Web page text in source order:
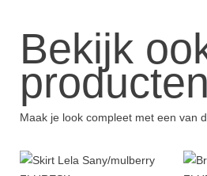
Bekijk
producten
Maak je look compleet met een van